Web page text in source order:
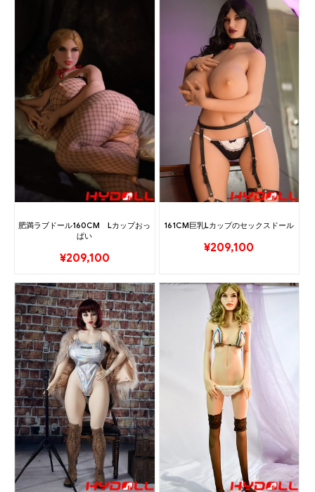
肥満ラブドール160CM Lカップおっ
ぱい
¥209,100
161CM巨乳Lカップのセックスドール
¥209,100